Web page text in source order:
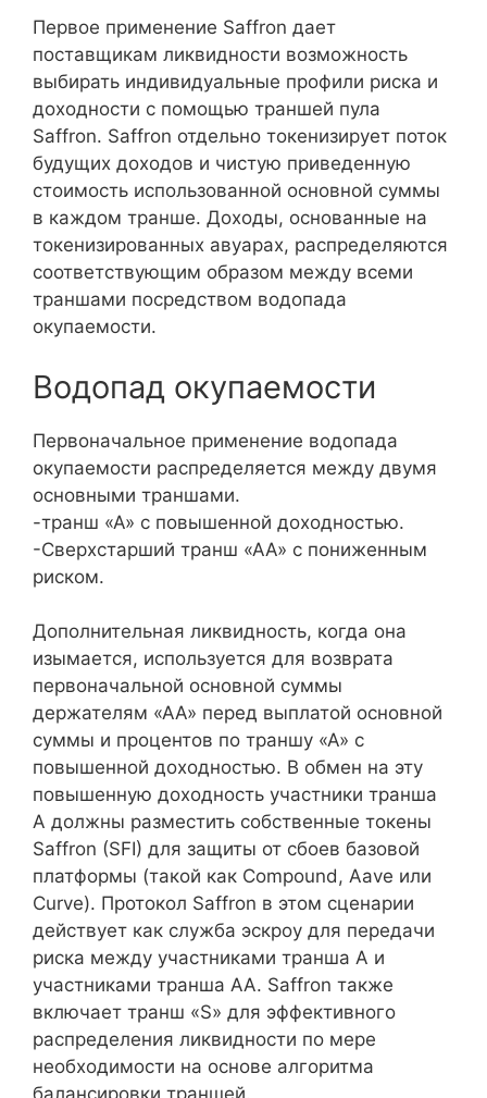
Первое применение Saffron дает
поставщикам ликвидности возможность
выбирать индивидуальные профили риска и
доходности с помощью траншей пула
Saffron. Saffron отдельно токенизирует поток
будущих доходов и чистую приведенную
стоимость использованной основной суммы
в каждом транше. Доходы, основанные на
токенизированных авуарах, распределяются
соответствующим образом между всеми
траншами посредством водопада
окупаемости.
Водопад окупаемости
Первоначальное применение водопада
окупаемости распределяется между двумя
основными траншами.
-транш «А» с повышенной доходностью.
-Сверхстарший транш «АА» с пониженным
риском.
Дополнительная ликвидность, когда она
изымается, используется для возврата
первоначальной основной суммы
держателям «АА» перед выплатой основной
суммы и процентов по траншу «А» с
повышенной доходностью. В обмен на эту
повышенную доходность участники транша
А должны разместить собственные токены
Saffron (SFI) для защиты от сбоев базовой
платформы (такой как Compound, Aave или
Curve). Протокол Saffron в этом сценарии
действует как служба эскроу для передачи
риска между участниками транша A и
участниками транша AA. Saffron также
включает транш «S» для эффективного
распределения ликвидности по мере
необходимости на основе алгоритма
балансировки траншей.